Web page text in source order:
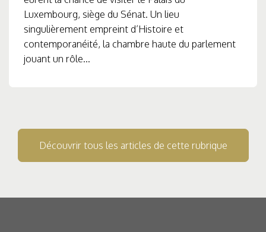
Luxembourg, siège du Sénat. Un lieu
singulièrement empreint d’Histoire et
contemporanéité, la chambre haute du parlement
jouant un rôle...
Découvrir tous les articles de cette rubrique